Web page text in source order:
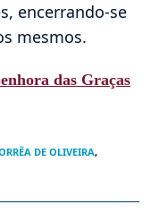
encerrando-se
mesmos.
das Graças
DE OLIVEIRA,